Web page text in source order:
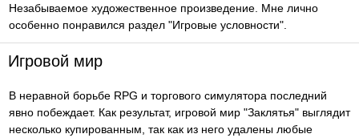
Незабываемое художественное произведение. Мне лично
особенно понравился раздел "Игровые условности".
Игровой мир
В неравной борьбе RPG и торгового симулятора последний
явно побеждает. Как результат, игровой мир "Заклятья" выглядит
несколько купированным, так как из него удалены любые